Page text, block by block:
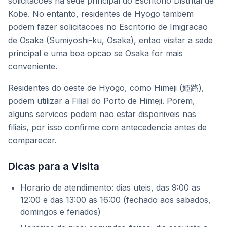
Kobe. No entanto, residentes de Hyogo tambem
podem fazer solicitacoes no Escritorio de Imigracao
de Osaka (Sumiyoshi-ku, Osaka), entao visitar a sede
principal e uma boa opcao se Osaka for mais
conveniente.
Residentes do oeste de Hyogo, como Himeji (姫路),
podem utilizar a Filial do Porto de Himeji. Porem,
alguns servicos podem nao estar disponiveis nas
filiais, por isso confirme com antecedencia antes de
comparecer.
Dicas para a Visita
Horario de atendimento: dias uteis, das 9:00 as
12:00 e das 13:00 as 16:00 (fechado aos sabados,
domingos e feriados)